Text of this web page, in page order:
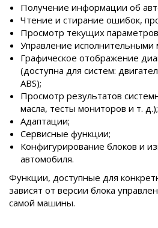
Получение информации об
Чтение и стирание ошибок,
Просмотр текущих
Управление исполнительными
Графическое отображение
(доступна для систем:
ABS);
Просмотр результатов
масла, тесты мониторов и т. д.);
Адаптации;
Сервисные функции;
Конфигурирование блоков и
автомобиля.
Функции, доступные для
зависят от версии блока
самой машины.